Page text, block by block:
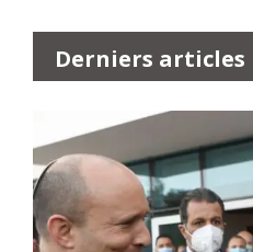
Derniers articles